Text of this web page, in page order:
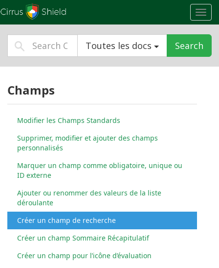
Toutes les docs Search
Champs
Modifier les Champs Standards
Supprimer, modifier et ajouter des champs
personnalisés
Marquer un champ comme obligatoire, unique ou
ID externe
Ajouter ou renommer des valeurs de la liste
déroulante
Créer un champ de recherche
Créer un champ Sommaire Récapitulatif
Créer un champ pour l’icône d’évaluation